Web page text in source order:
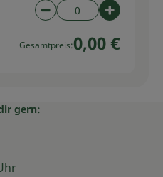
Artikelanzahl
Gesamtpreis:0,00 €
gern: